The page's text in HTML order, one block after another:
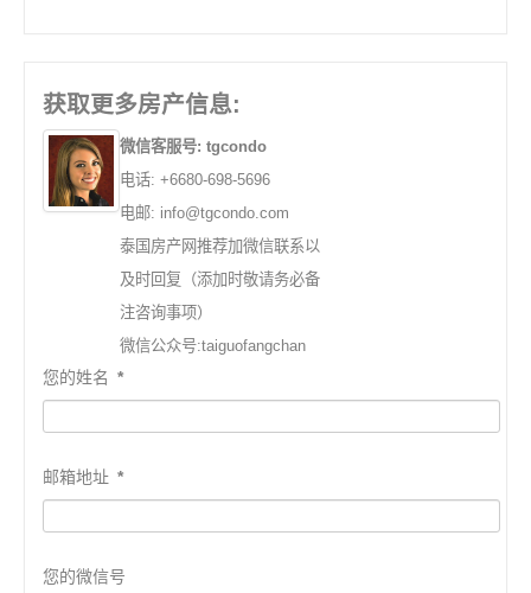
获取更多房产信息:
微信客服号: tgcondo
电话: +6680-698-5696
电邮: info@tgcondo.com
泰国房产网推荐加微信联系以
及时回复（添加时敬请务必备
注咨询事项）
微信公众号:taiguofangchan
您的姓名 *
邮箱地址 *
您的微信号